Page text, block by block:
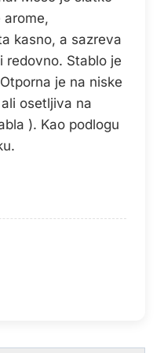
arome,
kasno, a sazreva
redovno. Stablo je
je na niske
osetljiva na
). Kao podlogu